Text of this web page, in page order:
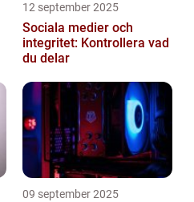
12 september 2025
Sociala medier och
integritet: Kontrollera vad
du delar
09 september 2025